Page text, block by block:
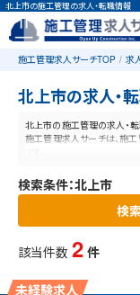
北上市の施工管理の求人・転職情報
施工管理求人サーチTOP 求
北上市の求人・
北上市の施工管理の求人・転
施工管理求人サーチは、施
検索条件：北上市
検
該当件数 2 件
未経験求人